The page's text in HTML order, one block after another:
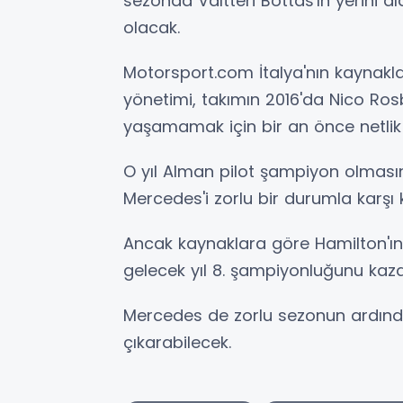
olacak.
Motorsport.com İtalya'nın
yönetimi, takımın 2016'da Nico
yaşamamak için bir an önce
O yıl Alman pilot şampiyon
Mercedes'i zorlu bir durumla karşı
Ancak kaynaklara göre
gelecek yıl 8. şampiyonluğunu
Mercedes de zorlu sezonun
çıkarabilecek.